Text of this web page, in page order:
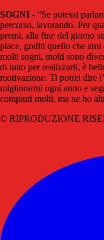
SOGNI - “Se potessi
percorso, lavorando. Per
premi, alla fine del giorno
piace, goditi quello che
molti sogni, molti sono
di tutto per realizzarli, è
motivazione. Ti potrei dire
migliorarmi ogni anno e
compiuti molti, ma ne ho
© RIPRODUZIONE